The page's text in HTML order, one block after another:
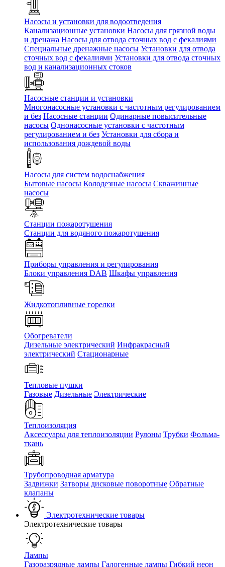
Насосы и установки для водоотведения
Канализационные установки Насосы для грязной воды
и дренажа Насосы для отвода сточных вод c фекалиями
Специальные дренажные насосы Установки для отвода
сточных вод c фекалиями Установки для отвода сточных
вод и канализационных стоков
Насосные станции и установки
Многонасосные установки с частотным регулированием
и без Насосные станции Одинарные повысительные
насосы Однонасосные установки с частотным
регулированием и без Установки для сбора и
использования дождевой воды
Насосы для систем водоснабжения
Бытовые насосы Колодезные насосы Скважинные
насосы
Станции пожаротушения
Станции для водяного пожаротушения
Приборы управления и регулирования
Блоки управления DAB Шкафы управления
Жидкотопливные горелки
Обогреватели
Дизельные электрический Инфракрасный
электрический Стационарные
Тепловые пушки
Газовые Дизельные Электрические
Теплоизоляция
Аксессуары для теплоизоляции Рулоны Трубки Фольма-
ткань
Трубопроводная арматура
Задвижки Затворы дисковые поворотные Обратные
клапаны
Электротехнические товары
Электротехнические товары
Лампы
Газоразрядные лампы Галогенные лампы Гибкий неон